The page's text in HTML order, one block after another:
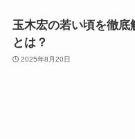
玉木宏の若い頃を徹
とは？
2025年8月20日